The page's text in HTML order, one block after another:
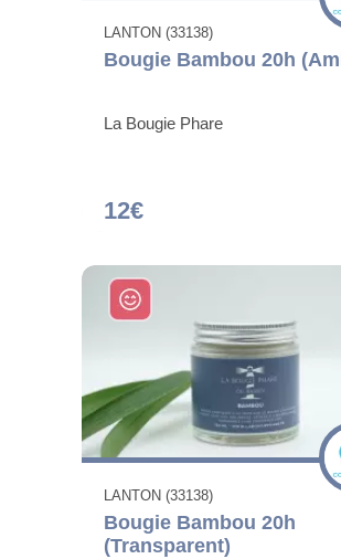
LANTON (33138)
Bougie Bambou 20h
La Bougie Phare
12€
LANTON (33138)
Bougie Bambou 20h
(Transparent)